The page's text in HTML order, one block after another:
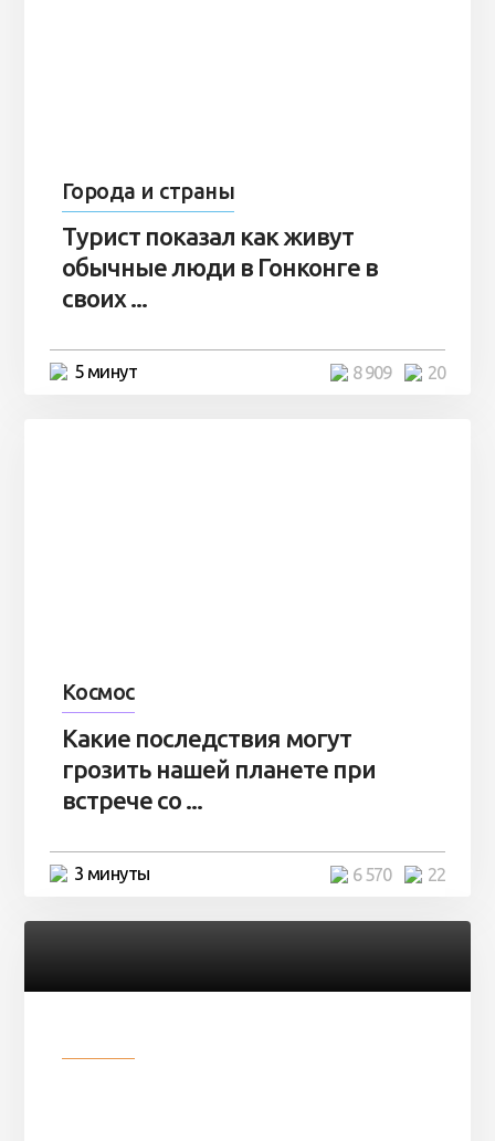
Города и страны
Турист показал как живут
обычные люди в Гонконге в
своих ...
5 минут 20
8 909
Космос
Какие последствия могут
грозить нашей планете при
встрече со ...
3 минуты 22
6 570